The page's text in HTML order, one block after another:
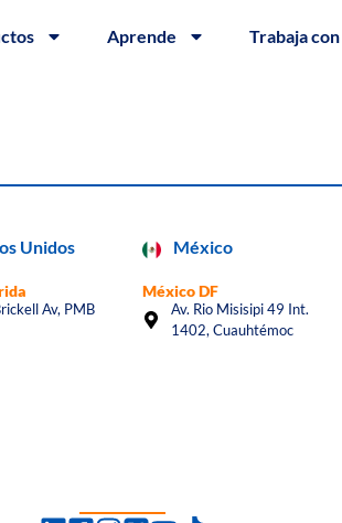
Aprende Trabaja
Unidos
Av, PMB
México
México DF
Av. Rio Misisipi 49 Int.
1402, Cuauhtémoc